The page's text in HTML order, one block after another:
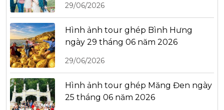
29/06/2026
Hình ảnh tour ghép Bình Hưng
ngày 29 tháng 06 năm 2026
29/06/2026
Hình ảnh tour ghép Măng Đen ngày
25 tháng 06 năm 2026